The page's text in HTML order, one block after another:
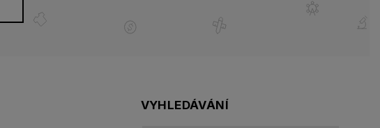
VYHLEDÁVÁNÍ